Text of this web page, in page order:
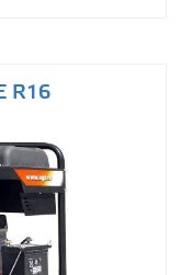
R16